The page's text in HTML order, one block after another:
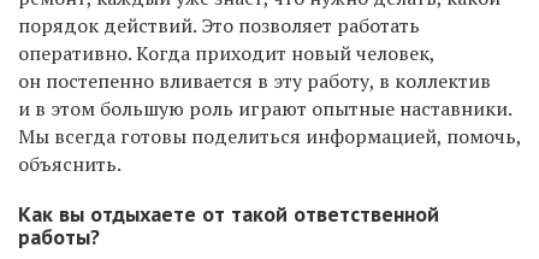
порядок действий. Это позволяет работать
оперативно. Когда приходит новый человек,
он постепенно вливается в эту работу, в коллектив
и в этом большую роль играют опытные наставники.
Мы всегда готовы поделиться информацией, помочь,
объяснить.
Как вы отдыхаете от такой ответственной
работы?